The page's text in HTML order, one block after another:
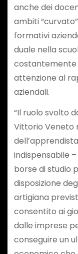
anche dei
ambiti
formativi
duale nella
attenzione al
aziendali.
“Il ruolo svolto
Vittorio Veneto
indispensabile
borse di studio
disposizione
artigiana
consentito ai
dalle imprese
conseguire un